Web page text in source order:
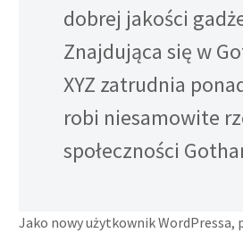
dobrej jakości
Znajdująca się w
XYZ zatrudnia
robi niesamowite
społeczności
Jako nowy użytkownik WordPressa,